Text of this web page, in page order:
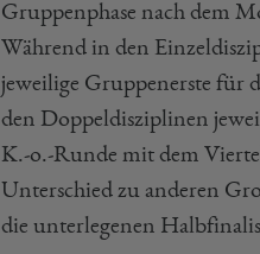
Gruppenphase nach dem
Während in den
jeweilige Gruppenerste für
den Doppeldisziplinen
K.-o.-Runde mit dem
Unterschied zu anderen
die unterlegenen